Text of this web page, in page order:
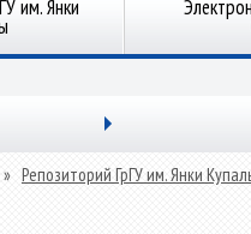
им. Янки
» Репозиторий ГрГУ им. Янки